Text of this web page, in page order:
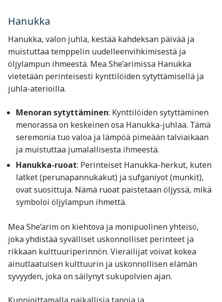
Hanukka
Hanukka, valon juhla, kestää kahdeksan päivää ja
muistuttaa temppelin uudelleenvihkimisestä ja
öljylampun ihmeestä. Mea She’arimissa Hanukka
vietetään perinteisesti kynttilöiden sytyttämisellä ja
juhla-aterioilla.
Menoran sytyttäminen: Kynttilöiden sytyttäminen
menorassa on keskeinen osa Hanukka-juhlaa. Tämä
seremonia tuo valoa ja lämpöä pimeään talviaikaan
ja muistuttaa jumalallisesta ihmeestä.
Hanukka-ruoat: Perinteiset Hanukka-herkut, kuten
latket (perunapannukakut) ja sufganiyot (munkit),
ovat suosittuja. Nämä ruoat paistetaan öljyssä, mikä
symboloi öljylampun ihmettä.
Mea She’arim on kiehtova ja monipuolinen yhteisö,
joka yhdistää syvälliset uskonnolliset perinteet ja
rikkaan kulttuuriperinnön. Vierailijat voivat kokea
ainutlaatuisen kulttuurin ja uskonnollisen elämän
syvyyden, joka on säilynyt sukupolvien ajan.